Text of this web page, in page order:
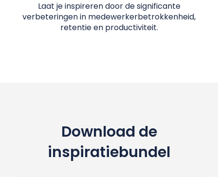
Laat je inspireren door de significante
verbeteringen in medewerkerbetrokkenheid,
retentie en productiviteit.
Download de
inspiratiebundel